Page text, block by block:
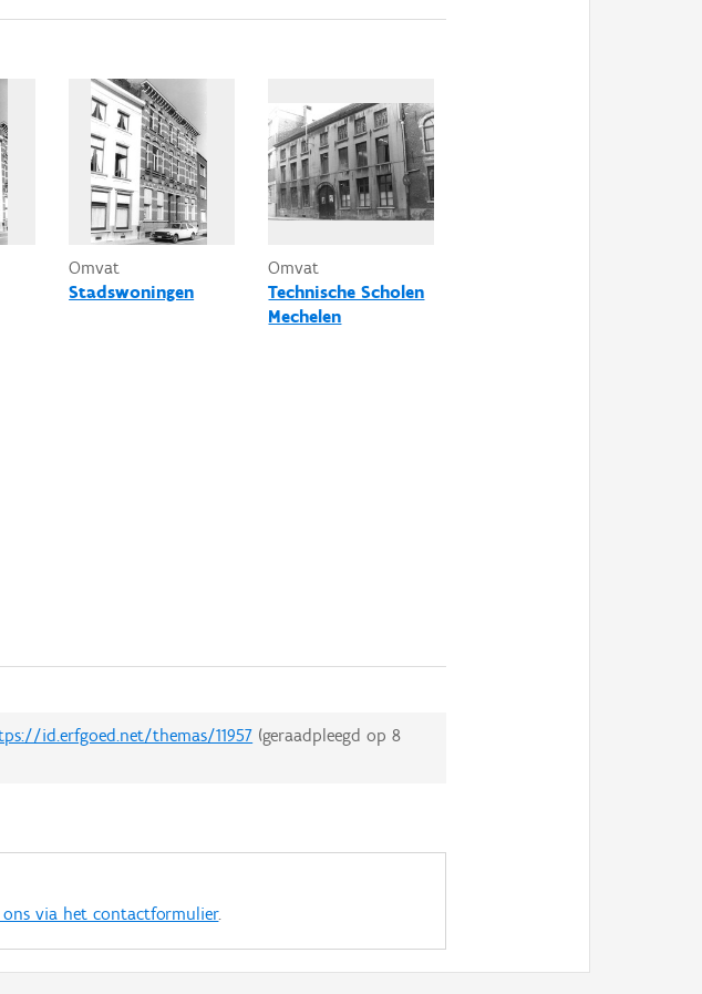
Omvat
Stadswoningen
Omvat
Technische Scholen
Mechelen
id.erfgoed.net/themas/11957 (geraadpleegd op8
ons via het contactformulier.